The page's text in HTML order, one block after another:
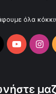
όλα
X YouTube